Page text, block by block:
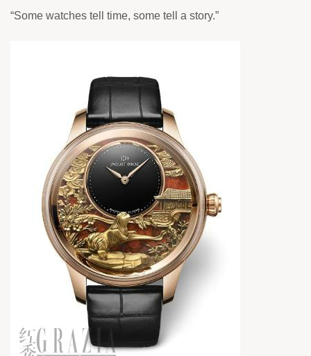
“Some watches tell time, some tell a story.”